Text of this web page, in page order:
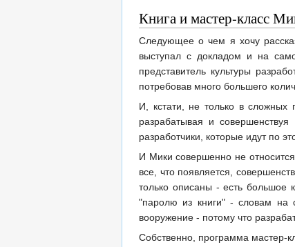
Книга и мастер-класс
Следующее о чем я хочу
выступал с докладом и на
представитель культуры
потребовав много большего
И, кстати, не только в
разрабатывая и
разработчики, которые идут по
И Мики совершенно не
все, что появляется,
только описаны - есть большое
"паролю из книги" - словам на
вооружение - потому что
Собственно, программа мастер-